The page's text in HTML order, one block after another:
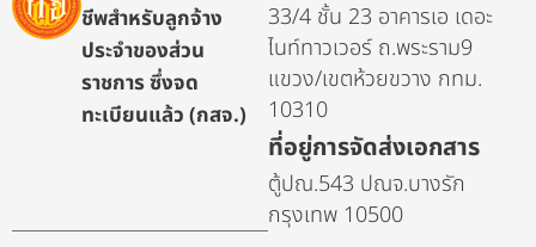
ชีพสำหรับลูกจ้าง
ประจำของส่วน
ราชการ ซึ่งจด
ทะเบียนแล้ว (กสจ.)
33/4 ชั้น 23 อาคารเอ เดอะ
ไนท์ทาวเวอร์ ถ.พระราม9
แขวง/เขตห้วยขวาง กทม.
10310
ที่อยู่การจัดส่งเอกสาร
ตู้ปณ.543 ปณจ.บางรัก
กรุงเทพ 10500